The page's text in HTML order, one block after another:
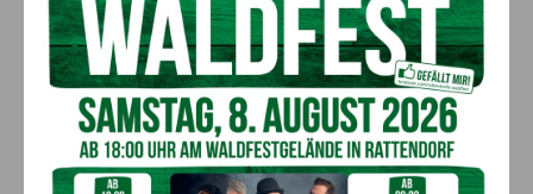
Kosmetik Katrin Philippitsch
Gasserplatz 1, 2. Stock